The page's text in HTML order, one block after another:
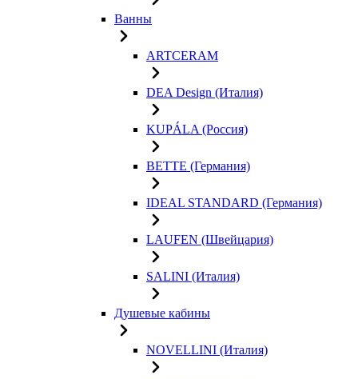
Ванны
ARTCERAM
DEA Design (Италия)
KUPÁLA (Россия)
BETTE (Германия)
IDEAL STANDARD (Германия)
LAUFEN (Швейцария)
SALINI (Италия)
Душевые кабины
NOVELLINI (Италия)